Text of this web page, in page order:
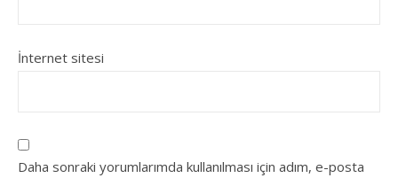
İnternet sitesi
Daha sonraki yorumlarımda kullanılması için adım, e-posta